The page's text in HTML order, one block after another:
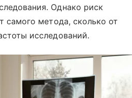
Однако риск
самого метода, сколько от
исследований.